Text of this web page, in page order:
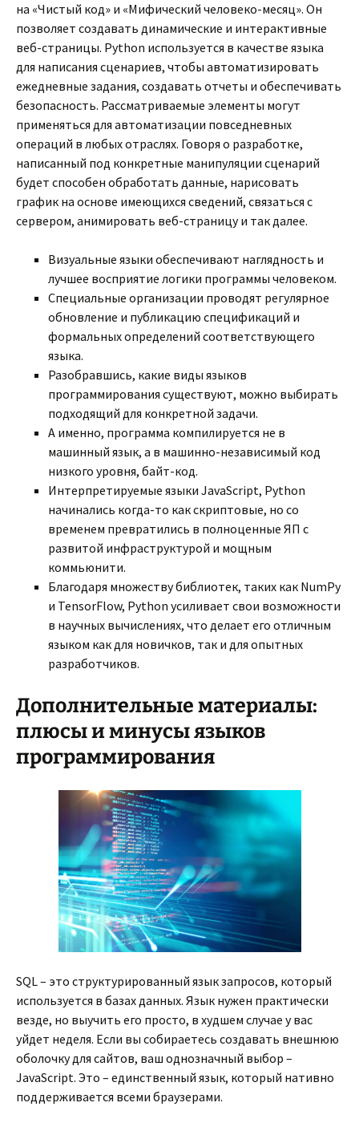
на «Чистый код» и «Мифический человеко-месяц». Он
позволяет создавать динамические и интерактивные
веб-страницы. Python используется в качестве языка
для написания сценариев, чтобы автоматизировать
ежедневные задания, создавать отчеты и обеспечивать
безопасность. Рассматриваемые элементы могут
применяться для автоматизации повседневных
операций в любых отраслях. Говоря о разработке,
написанный под конкретные манипуляции сценарий
будет способен обработать данные, нарисовать
график на основе имеющихся сведений, связаться с
сервером, анимировать веб-страницу и так далее.
Визуальные языки обеспечивают наглядность и
лучшее восприятие логики программы человеком.
Специальные организации проводят регулярное
обновление и публикацию спецификаций и
формальных определений соответствующего
языка.
Разобравшись, какие виды языков
программирования существуют, можно выбирать
подходящий для конкретной задачи.
А именно, программа компилируется не в
машинный язык, а в машинно-независимый код
низкого уровня, байт-код.
Интерпретируемые языки JavaScript, Python
начинались когда-то как скриптовые, но со
временем превратились в полноценные ЯП с
развитой инфраструктурой и мощным
коммьюнити.
Благодаря множеству библиотек, таких как NumPy
и TensorFlow, Python усиливает свои возможности
в научных вычислениях, что делает его отличным
языком как для новичков, так и для опытных
разработчиков.
Дополнительные материалы:
плюсы и минусы языков
программирования
SQL – это структурированный язык запросов, который
используется в базах данных. Язык нужен практически
везде, но выучить его просто, в худшем случае у вас
уйдет неделя. Если вы собираетесь создавать внешнюю
оболочку для сайтов, ваш однозначный выбор –
JavaScript. Это – единственный язык, который нативно
поддерживается всеми браузерами.